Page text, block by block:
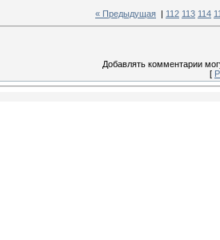
« Предыдущая 112 113 114
Добавлять комментарии
[